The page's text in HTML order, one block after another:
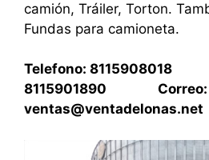
camión, Tráiler, Torton.
Fundas para camioneta.
Telefono:
8115901890 Correo:
ventas@ventadelonas.net